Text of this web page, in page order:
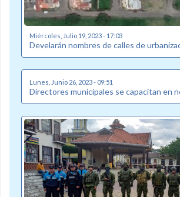
Miércoles, Julio 19, 2023 - 17:03
Develarán nombres de calles de
Lunes, Junio 26, 2023 - 09:51
Directores municipales se capacitan en